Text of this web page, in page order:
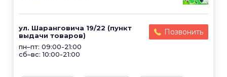
ул. Шаранговича 19/22 (пункт
выдачи товаров)
пн–пт: 09:00-21:00
сб–вс: 10:00-21:00
Позвонить